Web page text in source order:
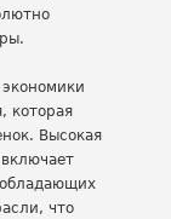
которая
Высокая
обладающих
что